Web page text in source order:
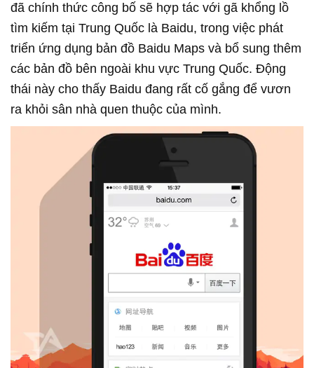
đã chính thức công bố sẽ hợp tác với gã khổng lồ
tìm kiếm tại Trung Quốc là Baidu, trong việc phát
triển ứng dụng bản đồ Baidu Maps và bổ sung thêm
các bản đồ bên ngoài khu vực Trung Quốc. Động
thái này cho thấy Baidu đang rất cố gắng để vươn
ra khỏi sân nhà quen thuộc của mình.